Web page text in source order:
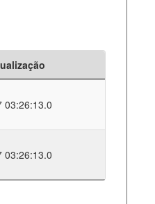
03:26:13.0
03:26:13.0